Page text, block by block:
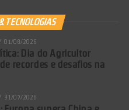
TECNOLOGIAS
01/08/2026
Dia do Agricultor
recordes e desafios na
31/07/2026